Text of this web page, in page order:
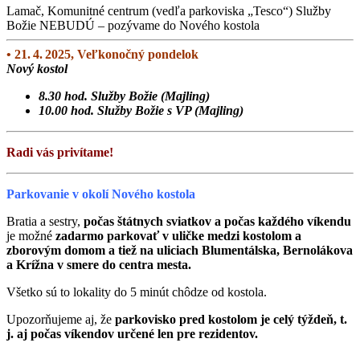
Lamač, Komunitné centrum (vedľa parkoviska „Tesco“) Služby
Božie NEBUDÚ – pozývame do Nového kostola
• 21. 4. 2025, Veľkonočný pondelok
Nový kostol
8.30 hod. Služby Božie (Majling)
10.00 hod. Služby Božie s VP (Majling)
Radi vás privítame!
Parkovanie v okolí Nového kostola
Bratia a sestry, počas štátnych sviatkov a počas každého víkendu
je možné zadarmo parkovať v uličke medzi kostolom a
zborovým domom a tiež na uliciach Blumentálska, Bernolákova
a Krížna v smere do centra mesta.
Všetko sú to lokality do 5 minút chôdze od kostola.
Upozorňujeme aj, že parkovisko pred kostolom je celý týždeň, t.
j. aj počas víkendov určené len pre rezidentov.